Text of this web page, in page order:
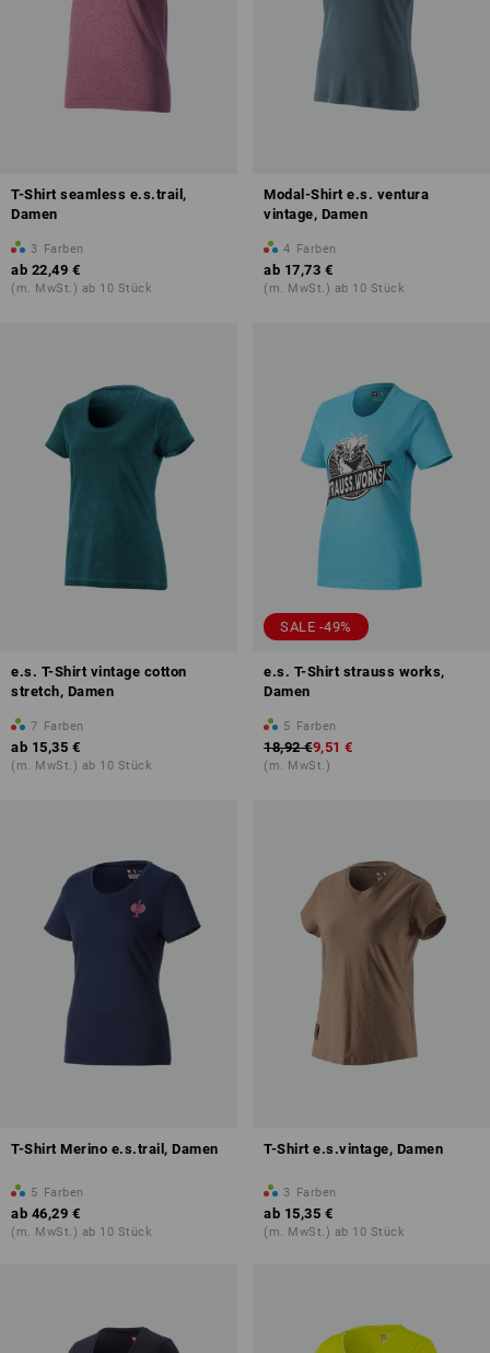
T-Shirt seamless e.s.trail,
Damen
3 Farben
ab 22,49 €
(m. MwSt.) ab 10 Stück
Modal-Shirt e.s. ventura
vintage, Damen
4 Farben
ab 17,73 €
(m. MwSt.) ab 10 Stück
e.s. T-Shirt vintage cotton
stretch, Damen
7 Farben
ab 15,35 €
(m. MwSt.) ab 10 Stück
SALE -49%
e.s. T-Shirt strauss works,
Damen
5 Farben
18,92 €9,51 €
(m. MwSt.)
T-Shirt Merino e.s.trail, Damen
5 Farben
ab 46,29 €
(m. MwSt.) ab 10 Stück
T-Shirt e.s.vintage, Damen
3 Farben
ab 15,35 €
(m. MwSt.) ab 10 Stück